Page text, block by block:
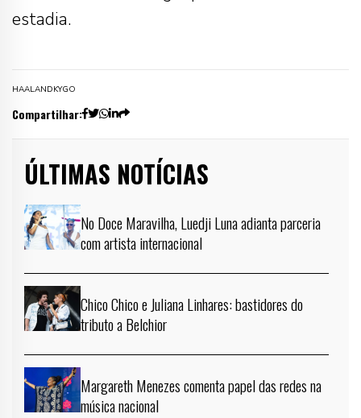
estadia.
HAALANDKYGO
Compartilhar:
ÚLTIMAS NOTÍCIAS
No Doce Maravilha, Luedji Luna adianta parceria
com artista internacional
Chico Chico e Juliana Linhares: bastidores do
tributo a Belchior
Margareth Menezes comenta papel das redes na
música nacional